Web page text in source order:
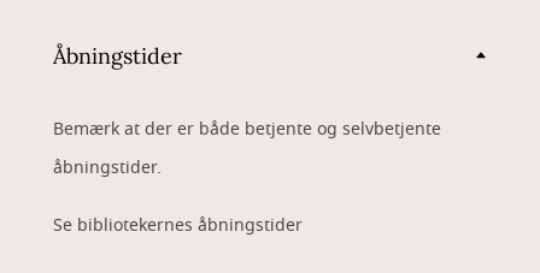
Åbningstider
Bemærk at der er både betjente og selvbetjente
åbningstider.
Se bibliotekernes åbningstider